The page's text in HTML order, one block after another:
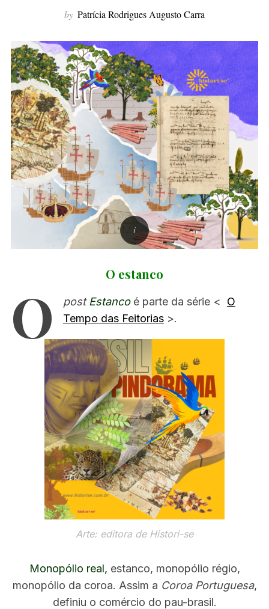
r
:
by Patrícia Rodrigues Augusto Carra
O estanco
O post Estancoé parte da série < O
Tempo das Feitorias>.
Arte: editora de Histori-se
Monopólio real, estanco, monopólio régio,
monopólio da coroa. Assim a Coroa Portuguesa,
definiu o comércio do pau-brasil.